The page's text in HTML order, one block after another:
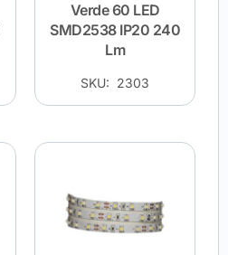
Verde 60 LED
SMD2538 IP20 240
Lm
SKU: 2303